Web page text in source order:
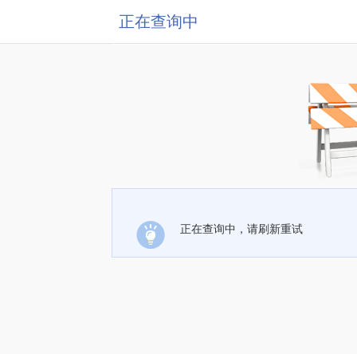
正在查询中
正在查询中，请刷新重试